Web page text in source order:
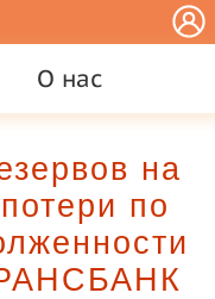
О нас
на
по